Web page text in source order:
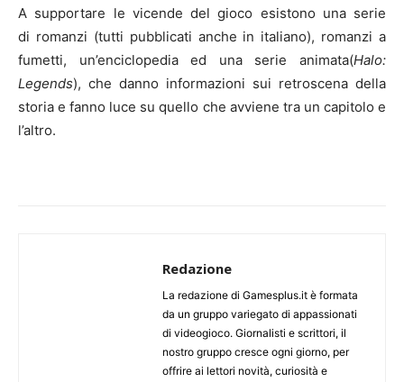
A supportare le vicende del gioco esistono una serie
di romanzi (tutti pubblicati anche in italiano), romanzi a
fumetti, un’enciclopedia ed una serie animata(Halo:
Legends), che danno informazioni sui retroscena della
storia e fanno luce su quello che avviene tra un capitolo e
l’altro.
Redazione
La redazione di Gamesplus.it è formata
da un gruppo variegato di appassionati
di videogioco. Giornalisti e scrittori, il
nostro gruppo cresce ogni giorno, per
offrire ai lettori novità, curiosità e